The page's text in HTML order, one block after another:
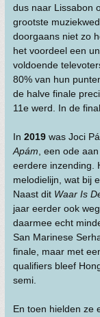
dus naar Lissabon
grootste
doorgaans niet zo
het voordeel een
voldoende
80% van hun
de halve finale
11e werd. In de
In 2019 was Joci
Apám , een ode
eerdere inzending.
melodielijn, wat bij
Naast dit Waar Is
jaar eerder ook
daarmee echt
San Marinese
finale, maar met
qualifiers bleef
semi.
En toen hielden ze